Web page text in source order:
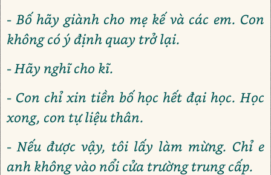
- Bố hãy giành cho mẹ kế và các em. Con
không có ý định quay trở lại.
- Hãy nghĩ cho kĩ.
- Con chỉ xin tiền bố học hết đại học. Học
xong, con tự liệu thân.
- Nếu được vậy, tôi lấy làm mừng. Chỉ e
anh không vào nổi cửa trường trung cấp.